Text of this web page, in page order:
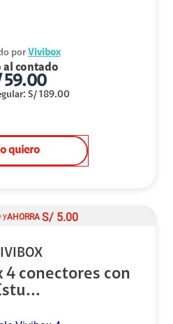
por Vivibox
al contado
59.00
: S/ 189.00
quiero
yAHORRA S/ 5.00
4 conectores con